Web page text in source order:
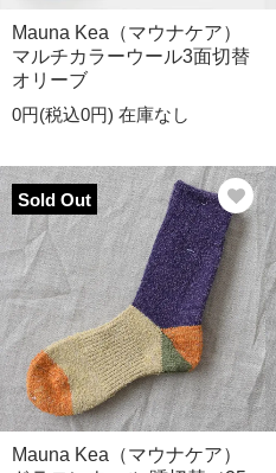
Mauna Kea（マウナケア）
マルチカラーウール3面切替
オリーブ
0円(税込0円) 在庫なし
Sold Out
Mauna Kea（マウナケア）